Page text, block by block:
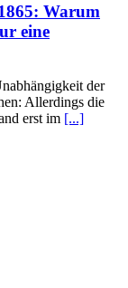
Warum
eine
der
Allerdings die
erst im [...]